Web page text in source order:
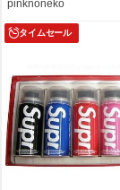
pinknoneko
タイムセール